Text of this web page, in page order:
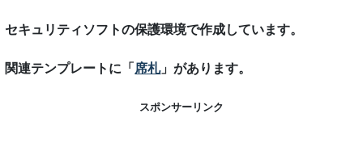
セキュリティソフトの保護環境で作成しています。
関連テンプレートに「 席札」があります。
スポンサーリンク